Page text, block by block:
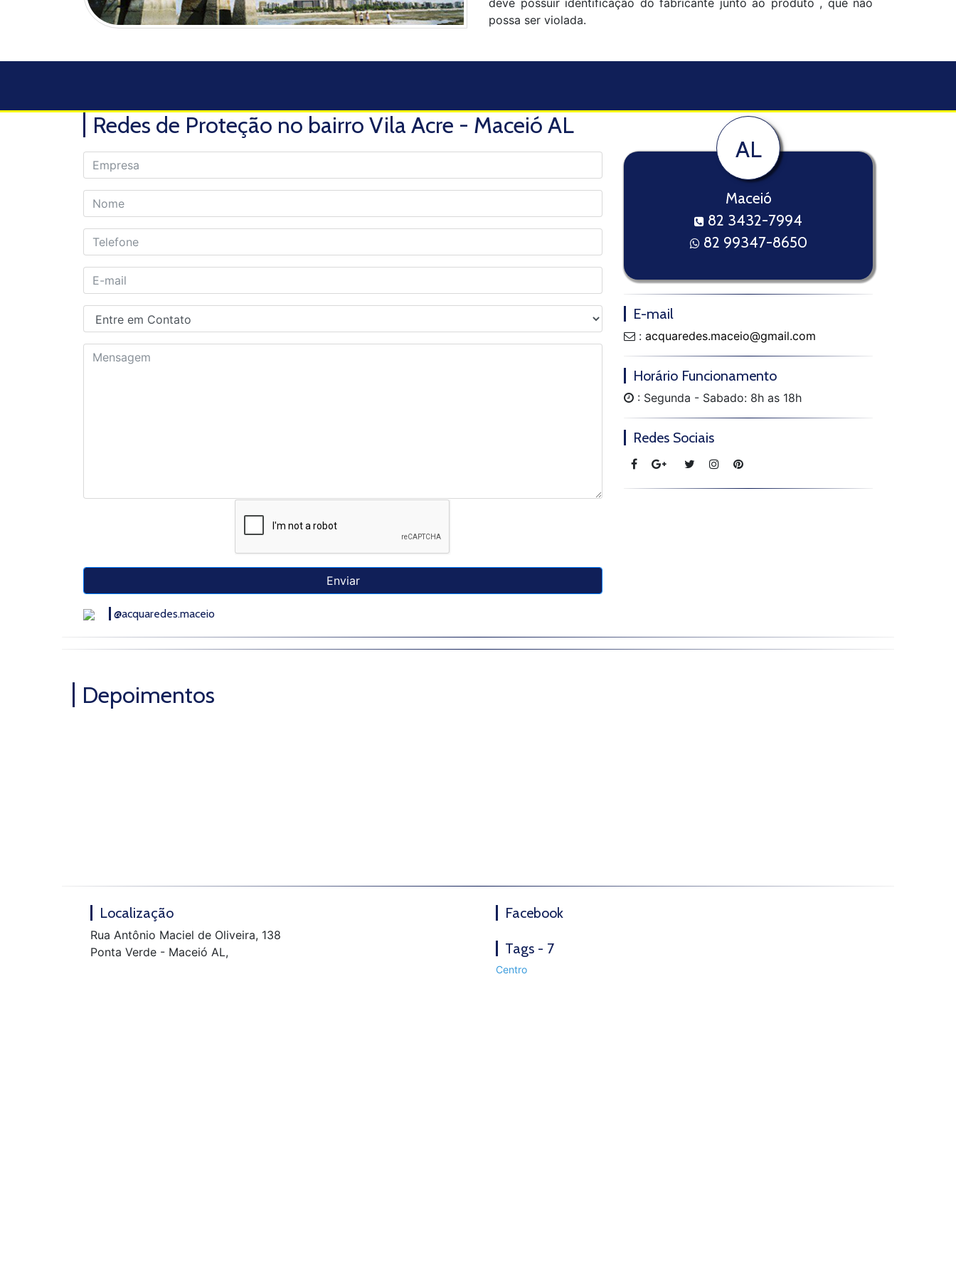
deve possuir identificação do fabricante junto ao produto , que não
possa ser violada.
Redes de Proteção no bairro Vila Acre - Maceió AL
AL
Maceió
82 3432-7994
82 99347-8650
E-mail
: acquaredes.maceio@gmail.com
Horário Funcionamento
: Segunda - Sabado: 8h as 18h
Redes Sociais
@acquaredes.maceio
Depoimentos
Localização
Rua Antônio Maciel de Oliveira, 138
Ponta Verde - Maceió AL,
Facebook
Tags - 7
Centro